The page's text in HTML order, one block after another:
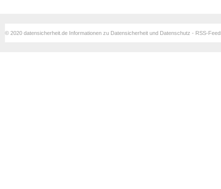
© 2020 datensicherheit.de Informationen zu Datensicherheit und Datenschutz - RSS-